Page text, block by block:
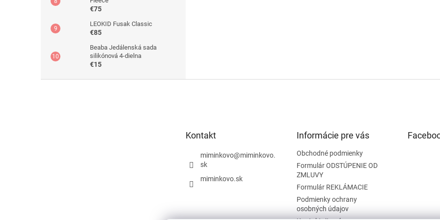
€75
LEOKID Fusak Classic
€85
Beaba Jedálenská sada
silikónová 4-dielna
€15
Kontakt
miminkovo@miminkovo.
sk
miminkovo.sk
Informácie pre vás
Obchodné podmienky
Formulár ODSTÚPENIE OD
ZMLUVY
Formulár REKLÁMACIE
Podmienky ochrany
osobných údajov